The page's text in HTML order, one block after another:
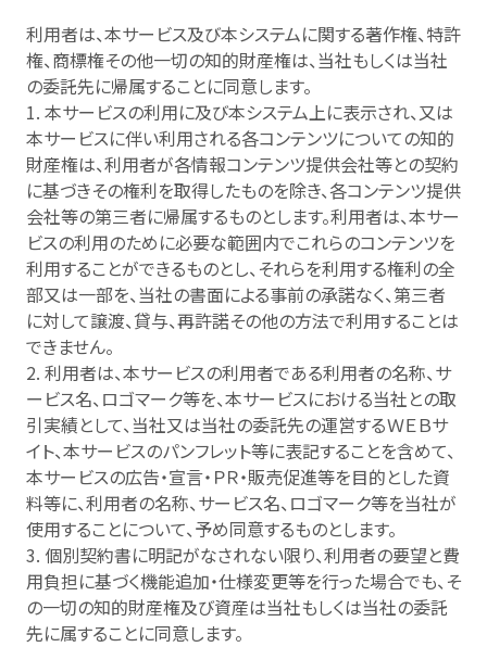
利用者は、本サービス及び本システムに関する著作権、特許
権、商標権その他一切の知的財産権は、当社もしくは当社
の委託先に帰属することに同意します。
1. 本サービスの利用に及び本システム上に表示され、又は
本サービスに伴い利用される各コンテンツについての知的
財産権は、利用者が各情報コンテンツ提供会社等との契約
に基づきその権利を取得したものを除き、各コンテンツ提供
会社等の第三者に帰属するものとします。利用者は、本サー
ビスの利用のために必要な範囲内でこれらのコンテンツを
利用することができるものとし、それらを利用する権利の全
部又は一部を、当社の書面による事前の承諾なく、第三者
に対して譲渡、貸与、再許諾その他の方法で利用することは
できません。
2. 利用者は、本サービスの利用者である利用者の名称、サ
ービス名、ロゴマーク等を、本サービスにおける当社との取
引実績として、当社又は当社の委託先の運営するＷＥＢサ
イト、本サービスのパンフレット等に表記することを含めて、
本サービスの広告・宣言・ＰＲ・販売促進等を目的とした資
料等に、利用者の名称、サービス名、ロゴマーク等を当社が
使用することについて、予め同意するものとします。
3. 個別契約書に明記がなされない限り、利用者の要望と費
用負担に基づく機能追加・仕様変更等を行った場合でも、そ
の一切の知的財産権及び資産は当社もしくは当社の委託
先に属することに同意します。